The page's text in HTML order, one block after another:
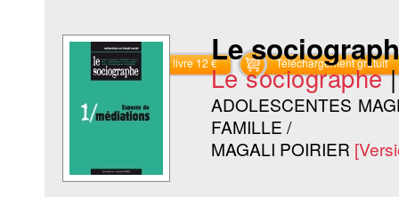
Commander le livre 12 € Téléchargement gratuit
Le
Le sociographe
ADOLESCENTES
FAMILLE /
MAGALI POIRIER